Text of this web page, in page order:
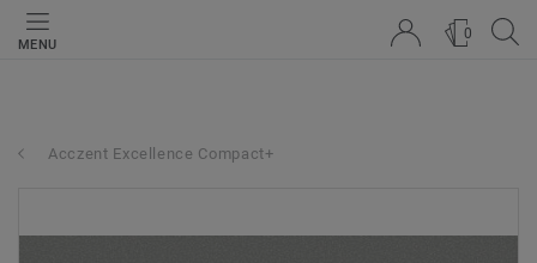
MENU
0
Acczent Excellence Compact+